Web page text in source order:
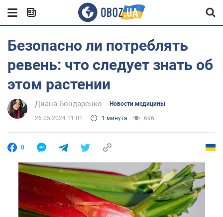
Безопасно ли потреблять
ревень: что следует знать об
этом растении
Диана Бондаренко Новости медицины
26.05.2024 11:01 1 минута 696
0